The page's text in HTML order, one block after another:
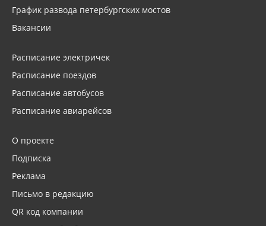
График развода петербургских мостов
Вакансии
Расписание электричек
Расписание поездов
Расписание автобусов
Расписание авиарейсов
О проекте
Подписка
Реклама
Письмо в редакцию
QR код компании